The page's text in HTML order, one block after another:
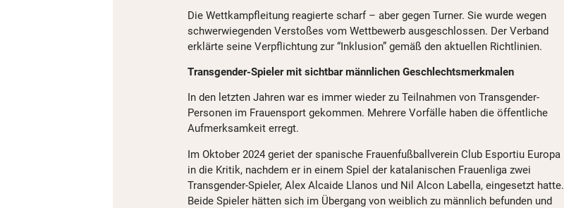
Die Wettkampfleitung reagierte scharf – aber gegen Turner. Sie wurde wegen
schwerwiegenden Verstoßes vom Wettbewerb ausgeschlossen. Der Verband
erklärte seine Verpflichtung zur “Inklusion” gemäß den aktuellen Richtlinien.
Transgender-Spieler mit sichtbar männlichen Geschlechtsmerkmalen
In den letzten Jahren war es immer wieder zu Teilnahmen von Transgender-
Personen im Frauensport gekommen. Mehrere Vorfälle haben die öffentliche
Aufmerksamkeit erregt.
Im Oktober 2024 geriet der spanische Frauenfußballverein Club Esportiu Europa
in die Kritik, nachdem er in einem Spiel der katalanischen Frauenliga zwei
Transgender-Spieler, Alex Alcaide Llanos und Nil Alcon Labella, eingesetzt hatte.
Beide Spieler hätten sich im Übergang von weiblich zu männlich befunden und